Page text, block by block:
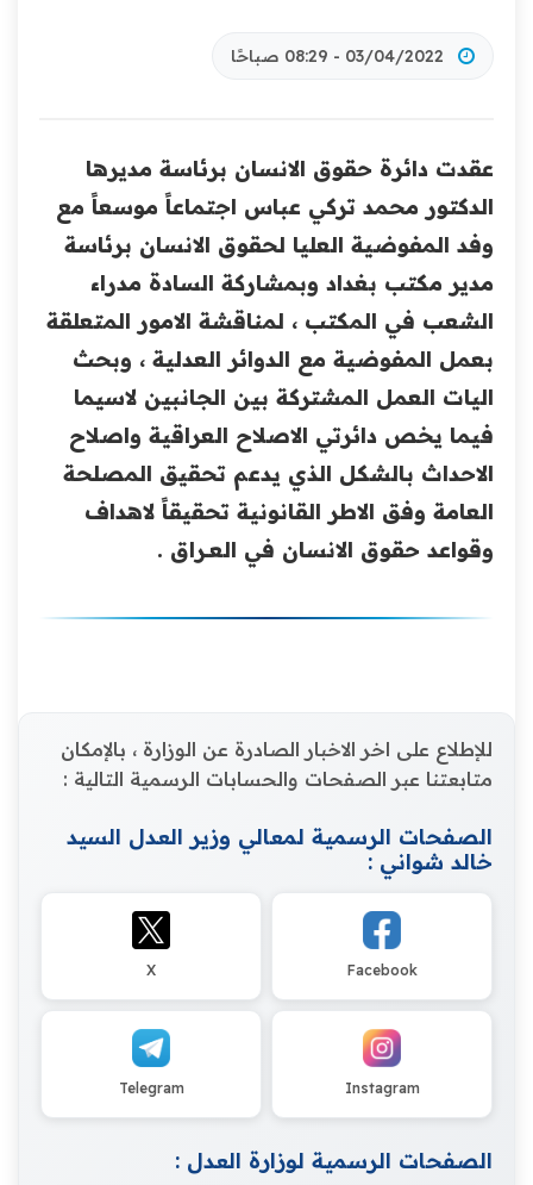
03/04/2022 - 08:29 صباحًا
عقدت دائرة حقوق الانسان برئاسة مديرها
الدكتور محمد ‏تركي عباس اجتماعاً موسعاً مع
وفد المفوضية العليا ‏لحقوق الانسان برئاسة
مدير مكتب بغداد وبمشاركة السادة ‏مدراء
الشعب في المكتب ، لمناقشة الامور المتعلقة
بعمل ‏المفوضية مع الدوائر العدلية ، وبحث
اليات العمل ‏المشتركة بين الجانبين لاسيما
فيما يخص دائرتي الاصلاح ‏العراقية واصلاح
الاحداث بالشكل الذي يدعم تحقيق ‏المصلحة
العامة وفق الاطر القانونية تحقيقاً لاهداف
وقواعد ‏حقوق الانسان في العـــراق .‏
للإطلاع على اخر الاخبار الصادرة عن الوزارة ، بالإمكان
متابعتنا عبر الصفحات والحسابات الرسمية التالية :
الصفحات الرسمية لمعالي وزير العدل السيد
خالد شواني :
Facebook
X
Instagram
Telegram
الصفحات الرسمية لوزارة العدل :